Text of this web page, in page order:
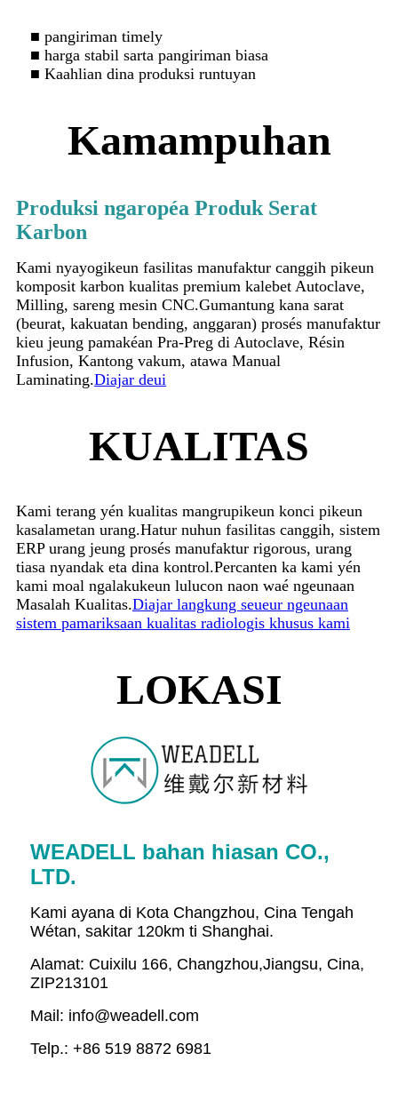
■ pangiriman timely
■ harga stabil sarta pangiriman biasa
■ Kaahlian dina produksi runtuyan
Kamampuhan
Produksi ngaropéa Produk Serat
Karbon
Kami nyayogikeun fasilitas manufaktur canggih pikeun
komposit karbon kualitas premium kalebet Autoclave,
Milling, sareng mesin CNC.Gumantung kana sarat
(beurat, kakuatan bending, anggaran) prosés manufaktur
kieu jeung pamakéan Pra-Preg di Autoclave, Résin
Infusion, Kantong vakum, atawa Manual
Laminating.Diajar deui
KUALITAS
Kami terang yén kualitas mangrupikeun konci pikeun
kasalametan urang.Hatur nuhun fasilitas canggih, sistem
ERP urang jeung prosés manufaktur rigorous, urang
tiasa nyandak eta dina kontrol.Percanten ka kami yén
kami moal ngalakukeun lulucon naon waé ngeunaan
Masalah Kualitas.Diajar langkung seueur ngeunaan
sistem pamariksaan kualitas radiologis khusus kami
LOKASI
WEADELL bahan hiasan CO.,
LTD.
Kami ayana di Kota Changzhou, Cina Tengah
Wétan, sakitar 120km ti Shanghai.
Alamat: Cuixilu 166, Changzhou,Jiangsu, Cina,
ZIP213101
Mail: info@weadell.com
Telp.: +86 519 8872 6981